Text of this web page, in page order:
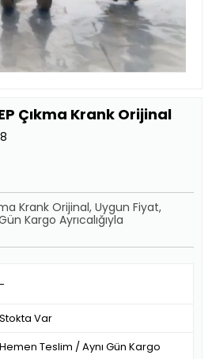
Çıkma Krank Orijinal
Krank Orijinal, Uygun Fiyat,
Kargo Ayrıcalığıyla
-
Stokta Var
Hemen Teslim / Aynı Gün Kargo